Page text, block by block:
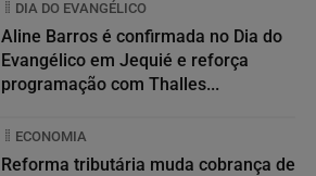
DIA DO EVANGÉLICO
Aline Barros é confirmada no Dia do
Evangélico em Jequié e reforça
programação com Thalles...
ECONOMIA
Reforma tributária muda cobrança de